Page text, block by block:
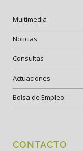
Multimedia
Noticias
Consultas
Actuaciones
Bolsa de Empleo
CONTACTO